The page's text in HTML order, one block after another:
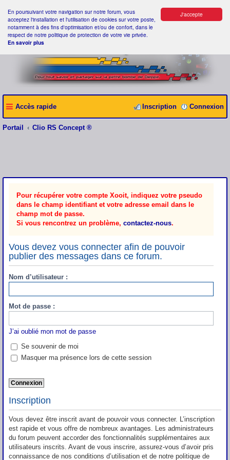
J'accepte
En poursuivant votre navigation sur notre forum, vous
acceptez l'installation et l'utilisation de cookies sur votre poste,
notamment à des fins d'optimisation et/ou de confort, dans le
respect de notre politique de protection de votre vie privée.
En savoir plus
Accès rapide Connexion
Inscription
Portail Clio RS Concept ®
Pour récupérer votre compte Xooit, indiquez votre pseudo
dans le champ identifiant et votre adresse email dans le
champ mot de passe.
Si vous rencontrez un problème, contactez-nous.
Vous devez vous connecter afin de pouvoir
publier des messages dans ce forum.
Nom d’utilisateur :
Mot de passe :
J’ai oublié mon mot de passe
Se souvenir de moi
Masquer ma présence lors de cette session
Inscription
Vous devez être inscrit avant de pouvoir vous connecter. L’inscription
est rapide et vous offre de nombreux avantages. Les administrateurs
du forum peuvent accorder des fonctionnalités supplémentaires aux
utilisateurs inscrits. Avant de vous inscrire, assurez-vous d’avoir pris
connaissance de nos conditions d’utilisation et de notre politique de